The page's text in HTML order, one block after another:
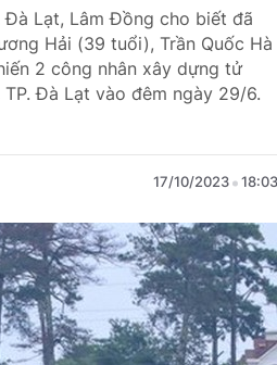
Đà Lạt, Lâm Đồng cho biết đã
Hải (39 tuổi), Trần Quốc Hà
2 công nhân xây dựng tử
Đà Lạt vào đêm ngày 29/6.
17/10/2023 18:03